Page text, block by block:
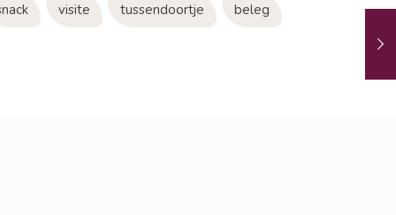
visite tussendoortje beleg